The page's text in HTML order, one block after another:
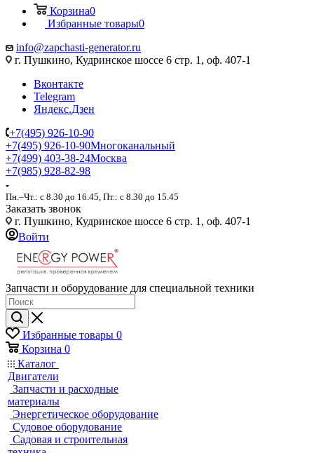
Корзина0
Избранные товары0
info@zapchasti-generator.ru
г. Пушкино, Кудринское шоссе 6 стр. 1, оф. 407-1
Вконтакте
Telegram
Яндекс.Дзен
+7(495) 926-10-90
+7(495) 926-10-90Многоканальный
+7(499) 403-38-24Москва
+7(985) 928-82-98
Пн.–Чт.: с 8.30 до 16.45, Пт.: с 8.30 до 15.45
Заказать звонок
г. Пушкино, Кудринское шоссе 6 стр. 1, оф. 407-1
Войти
Запчасти и оборудование для специальной техники
Избранные товары 0
Корзина 0
Каталог
Двигатели
Запчасти и расходные
материалы
Энергетическое оборудование
Судовое оборудование
Садовая и строительная